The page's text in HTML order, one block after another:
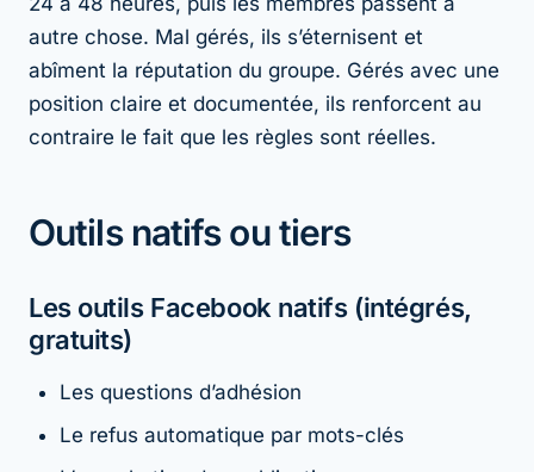
autre chose. Mal gérés, ils s’éternisent et
abîment la réputation du groupe. Gérés avec une
position claire et documentée, ils renforcent au
contraire le fait que les règles sont réelles.
Outils natifs ou tiers
Les outils Facebook natifs (intégrés,
gratuits)
Les questions d’adhésion
Le refus automatique par mots-clés